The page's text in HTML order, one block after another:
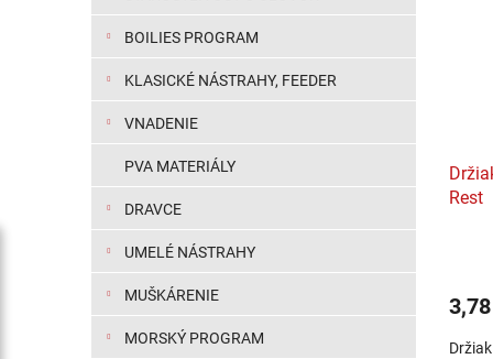
BOILIES PROGRAM
KLASICKÉ NÁSTRAHY, FEEDER
VNADENIE
PVA MATERIÁLY
DRAVCE
UMELÉ NÁSTRAHY
MUŠKÁRENIE
MORSKÝ PROGRAM
Rest